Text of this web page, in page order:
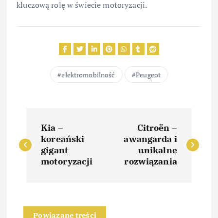
kluczową rolę w świecie motoryzacji.
elektromobilność Peugeot
a
Kia –
koreański
gigant
motoryzacji
Citroën –
awangarda i
unikalne
rozwiązania
Powiązane treści